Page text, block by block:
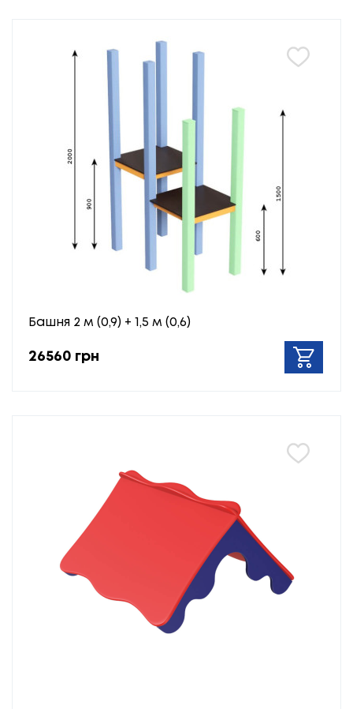
Башня 2 м (0,9) + 1,5 м (0,6)
26560 грн